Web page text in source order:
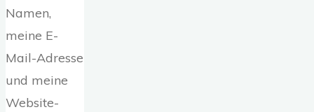
Namen,
meine E-
Mail-Adresse
und meine
Website-